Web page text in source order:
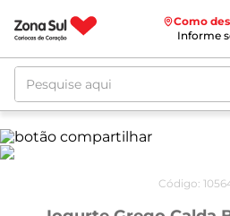
Como
Informe
Pesquise aqui
Código: